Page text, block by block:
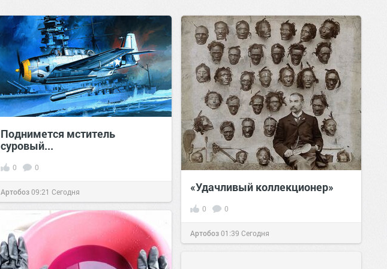
Поднимется мститель
суровый...
0 0
Артобоз09:21 Сегодня «Удачливый коллекционер»
0 0
Артобоз01:39 Сегодня